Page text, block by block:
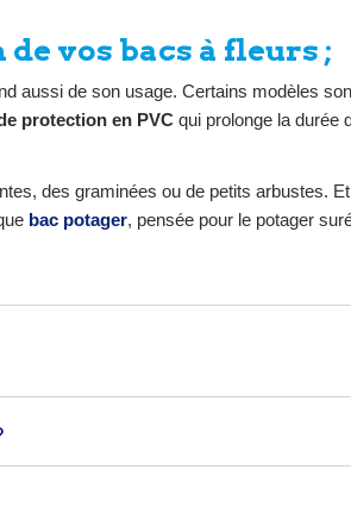
vos bacs à fleurs ;
aussi de son usage. Certains modèles
protection en PVC qui prolonge la durée
des graminées ou de petits arbustes.
bac potager, pensée pour le potager